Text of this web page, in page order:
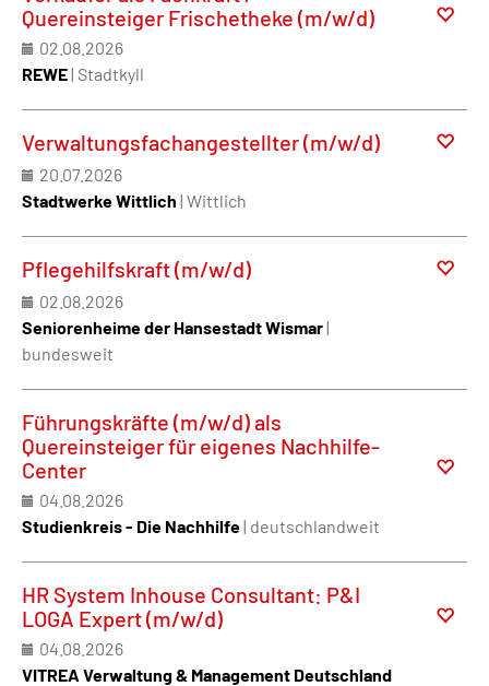
Quereinsteiger Frischetheke (m/w/d)
02.08.2026
REWE| Stadtkyll
Verwaltungsfachangestellter (m/w/d)
20.07.2026
Stadtwerke Wittlich | Wittlich
Pflegehilfskraft (m/w/d)
02.08.2026
Seniorenheime der Hansestadt Wismar|
bundesweit
Führungskräfte (m/w/d) als
Quereinsteiger für eigenes Nachhilfe-
Center
04.08.2026
Studienkreis - Die Nachhilfe| deutschlandweit
HR System Inhouse Consultant: P&I
LOGA Expert (m/w/d)
04.08.2026
VITREA Verwaltung & Management Deutschland